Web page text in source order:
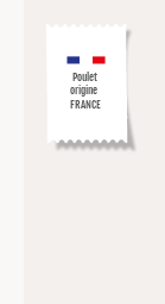
Poulet
origine
FRANCE